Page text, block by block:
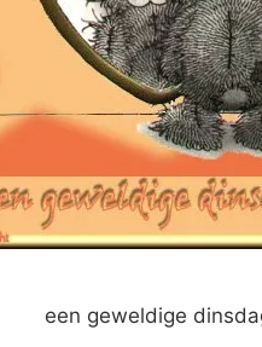
een geweldige